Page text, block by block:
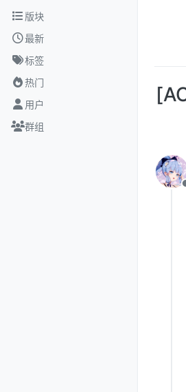
跳转至内容
版块
最新
标签
热门
用户
群组